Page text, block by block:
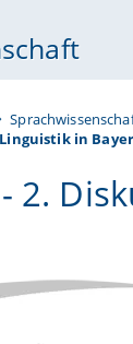
in
2.